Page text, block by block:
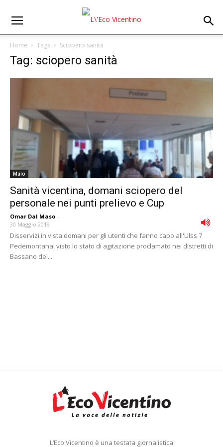
Home Tags Sciopero sanità
Tag: sciopero sanità
Malo
Sanità vicentina, domani sciopero del
personale nei punti prelievo e Cup
Omar Dal Maso -
30 Maggio 2019
Disservizi in vista domani per gli utenti che fanno capo all'Ulss 7
Pedemontana, visto lo stato di agitazione proclamato nei distretti di
Bassano del...
L’Eco Vicentino è una testata giornalistica